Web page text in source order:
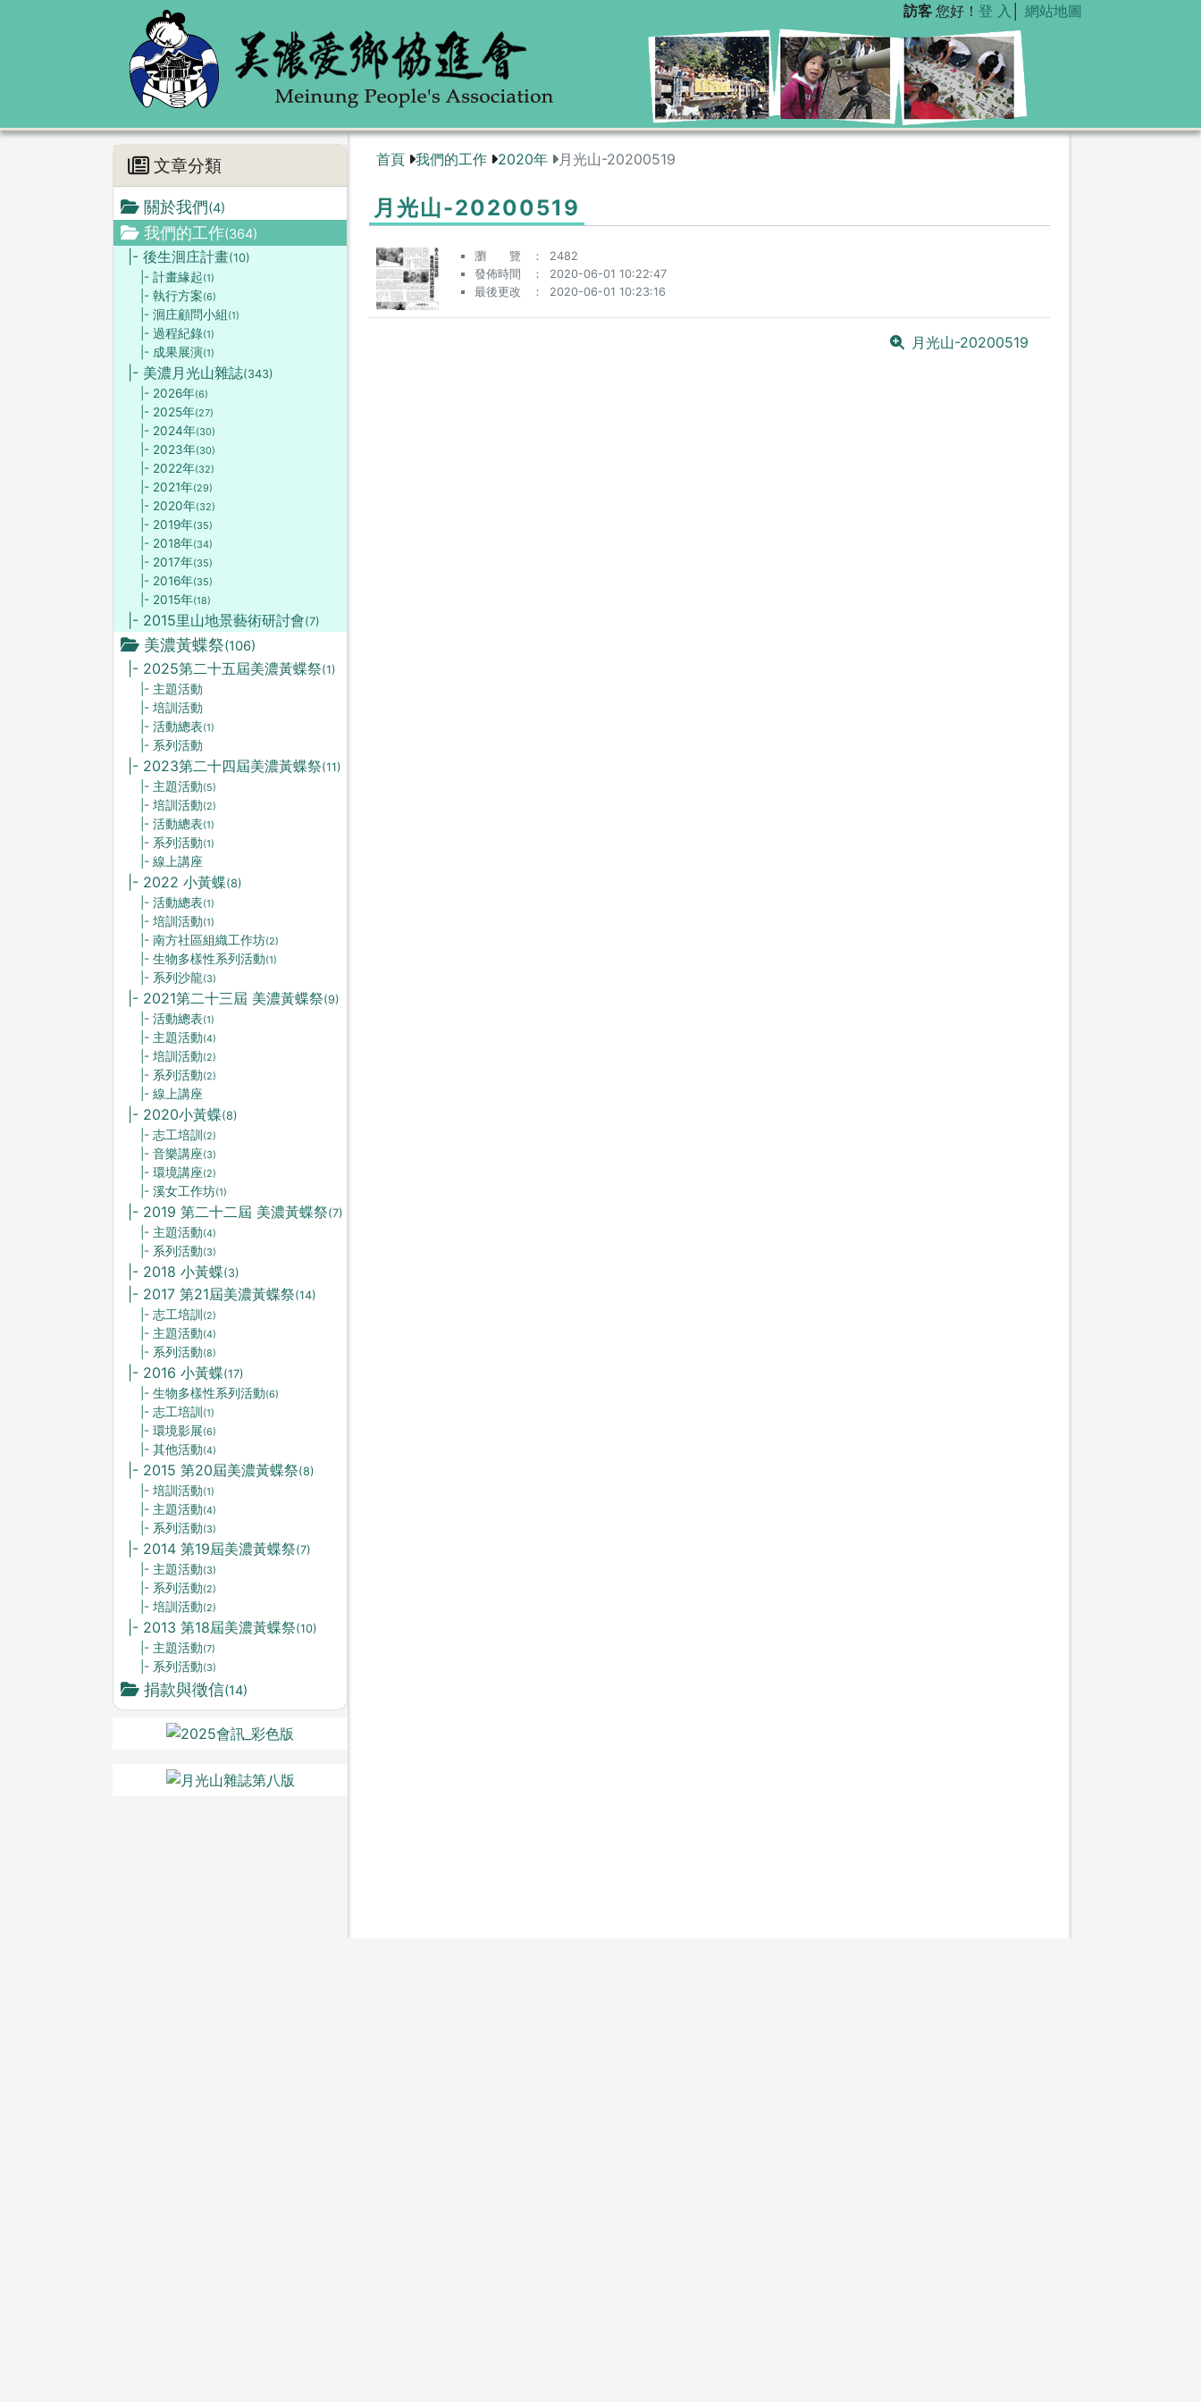
訪客 您好！ 登 入 網站地圖
文章分類
關於我們(4)
我們的工作(364)
|- 後生洄庄計畫(10)
|- 計畫緣起(1)
|- 執行方案(6)
|- 洄庄顧問小組 (1)
|- 過程紀錄(1)
|- 成果展演(1)
|- 美濃月光山雜誌(343)
|- 2026年(6)
|- 2025年(27)
|- 2024年(30)
|- 2023年(30)
|- 2022年(32)
|- 2021年(29)
|- 2020年(32)
|- 2019年(35)
|- 2018年(34)
|- 2017年(35)
|- 2016年(35)
|- 2015年(18)
|- 2015里山地景藝術研討會(7)
美濃黃蝶祭(106)
|- 2025第二十五屆美濃黃蝶祭(1)
|- 主題活動
|- 培訓活動
|- 活動總表(1)
|- 系列活動
|- 2023第二十四屆美濃黃蝶祭(11)
|- 主題活動(5)
|- 培訓活動(2)
|- 活動總表(1)
|- 系列活動(1)
|- 線上講座
|- 2022 小黃蝶(8)
|- 活動總表(1)
|- 培訓活動(1)
|- 南方社區組織工作坊(2)
|- 生物多樣性系列活動(1)
|- 系列沙龍(3)
|- 2021第二十三屆 美濃黃蝶祭(9)
|- 活動總表(1)
|- 主題活動(4)
|- 培訓活動(2)
|- 系列活動(2)
|- 線上講座
|- 2020小黃蝶(8)
|- 志工培訓 (2)
|- 音樂講座(3)
|- 環境講座(2)
|- 溪女工作坊(1)
|- 2019 第二十二屆 美濃黃蝶祭(7)
|- 主題活動(4)
|- 系列活動(3)
|- 2018 小黃蝶(3)
|- 2017 第21屆美濃黃蝶祭(14)
|- 志工培訓 (2)
|- 主題活動(4)
|- 系列活動(8)
|- 2016 小黃蝶(17)
|- 生物多樣性系列活動(6)
|- 志工培訓 (1)
|- 環境影展(6)
|- 其他活動(4)
|- 2015 第20屆美濃黃蝶祭(8)
|- 培訓活動(1)
|- 主題活動(4)
|- 系列活動(3)
|- 2014 第19屆美濃黃蝶祭(7)
|- 主題活動(3)
|- 系列活動(2)
|- 培訓活動(2)
|- 2013 第18屆美濃黃蝶祭(10)
|- 主題活動(7)
|- 系列活動(3)
捐款與徵信(14)
首頁 我們的工作 2020年 月光山-20200519
月光山-20200519
瀏 覽
2482
發佈時間
2020-06-01 10:22:47
最後更改
2020-06-01 10:23:16
月光山-20200519